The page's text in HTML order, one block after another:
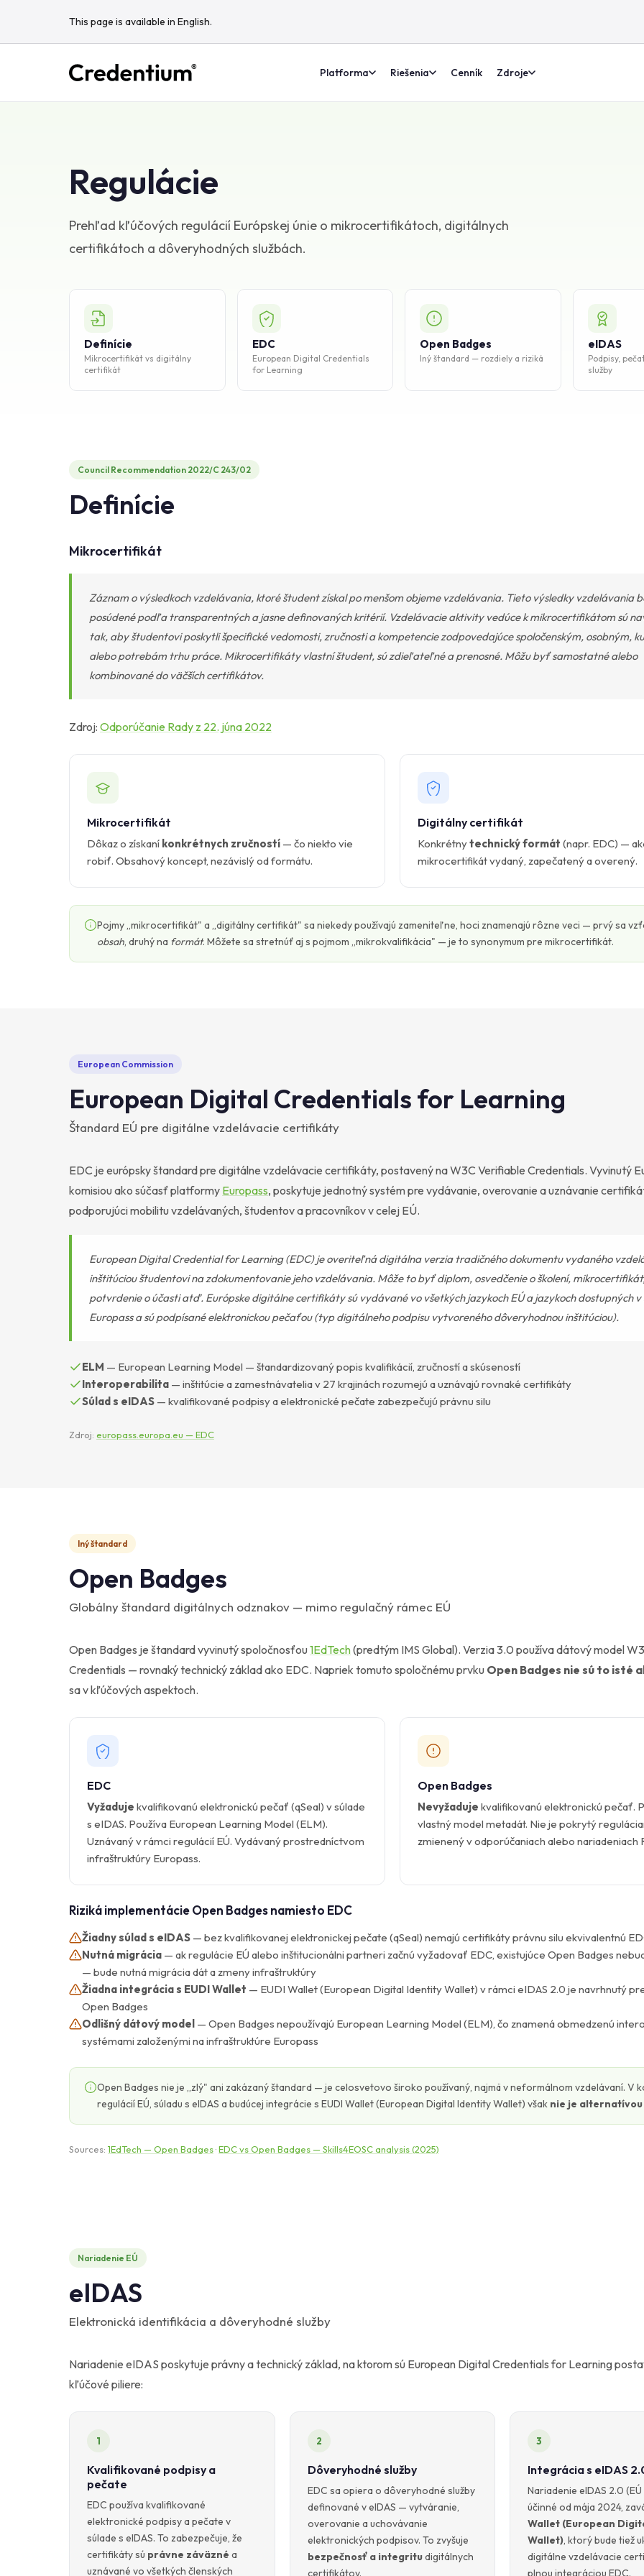
This page is available in English.
Platforma Riešenia Cenník Zdroje
Regulácie
Prehľad kľúčových regulácií Európskej únie o mikrocertifikátoch, digitálnych
certifikátoch a dôveryhodných službách.
Definície
Mikrocertifikát vs digitálny
certifikát
EDC
European Digital Credentials
for Learning
Open Badges
Iný štandard — rozdiely a riziká
eIDAS
Podpisy,
služby
Council Recommendation 2022/C 243/02
Definície
Mikrocertifikát
Záznam o výsledkoch vzdelávania, ktoré študent získal po menšom objeme vzdelávania. Tieto výsledky vzdelávania
posúdené podľa transparentných a jasne definovaných kritérií. Vzdelávacie aktivity vedúce k mikrocertifikátom sú
tak, aby študentovi poskytli špecifické vedomosti, zručnosti a kompetencie zodpovedajúce spoločenským, osobným,
alebo potrebám trhu práce. Mikrocertifikáty vlastní študent, sú zdieľateľné a prenosné. Môžu byť samostatné alebo
kombinované do väčších certifikátov.
Zdroj: Odporúčanie Rady z 22. júna 2022
Mikrocertifikát
Dôkaz o získaní konkrétnych zručností — čo niekto vie
robiť. Obsahový koncept, nezávislý od formátu.
Digitálny certifikát
Konkrétnytechnický formát (napr. EDC) —
mikrocertifikát vydaný, zapečatený a overený.
Pojmy „mikrocertifikát" a „digitálny certifikát" sa niekedy používajú zameniteľne, hoci znamenajú rôzne veci — prvý sa
obsah, druhý na formát. Môžete sa stretnúť aj s pojmom „mikrokvalifikácia" — je to synonymum pre mikrocertifikát.
European Commission
European Digital Credentials for Learning
Štandard EÚ pre digitálne vzdelávacie certifikáty
EDC je európsky štandard pre digitálne vzdelávacie certifikáty, postavený na W3C Verifiable Credentials. Vyvinutý
komisiou ako súčasť platformy Europass, poskytuje jednotný systém pre vydávanie, overovanie a uznávanie
podporujúci mobilitu vzdelávaných, študentov a pracovníkov v celej EÚ.
European Digital Credential for Learning (EDC) je overiteľná digitálna verzia tradičného dokumentu vydaného
inštitúciou študentovi na zdokumentovanie jeho vzdelávania. Môže to byť diplom, osvedčenie o školení,
potvrdenie o účasti atď. Európske digitálne certifikáty sú vydávané vo všetkých jazykoch EÚ a jazykoch dostupných v
Europass a sú podpísané elektronickou pečaťou (typ digitálneho podpisu vytvoreného dôveryhodnou inštitúciou).
ELM — European Learning Model — štandardizovaný popis kvalifikácií, zručností a skúseností
Interoperabilita — inštitúcie a zamestnávatelia v 27 krajinách rozumejú a uznávajú rovnaké certifikáty
Súlad s eIDAS — kvalifikované podpisy a elektronické pečate zabezpečujú právnu silu
Zdroj: europass.europa.eu — EDC
Iný štandard
Open Badges
Globálny štandard digitálnych odznakov — mimo regulačný rámec EÚ
Open Badges je štandard vyvinutý spoločnosťou1EdTech(predtým IMS Global). Verzia 3.0 používa dátový model
Credentials — rovnaký technický základ ako EDC. Napriek tomuto spoločnému prvku Open Badges nie sú to isté
sa v kľúčových aspektoch.
EDC
Vyžaduje kvalifikovanú elektronickú pečať (qSeal) v súlade
s eIDAS. Používa European Learning Model (ELM).
Uznávaný v rámci regulácií EÚ. Vydávaný prostredníctvom
infraštruktúry Europass.
Open Badges
Nevyžaduje kvalifikovanú elektronickú pečať.
vlastný model metadát. Nie je pokrytý
zmienený v odporúčaniach alebo nariadeniach
Riziká implementácie Open Badges namiesto EDC
Žiadny súlad s eIDAS — bez kvalifikovanej elektronickej pečate (qSeal) nemajú certifikáty právnu silu ekvivalentnú
Nutná migrácia — ak regulácie EÚ alebo inštitucionálni partneri začnú vyžadovať EDC, existujúce Open Badges
— bude nutná migrácia dát a zmeny infraštruktúry
Žiadna integrácia s EUDI Wallet — EUDI Wallet (European Digital Identity Wallet) v rámci eIDAS 2.0 je navrhnutý
Open Badges
Odlišný dátový model — Open Badges nepoužívajú European Learning Model (ELM), čo znamená obmedzenú
systémami založenými na infraštruktúre Europass
Open Badges nie je „zlý" ani zakázaný štandard — je celosvetovo široko používaný, najmä v neformálnom vzdelávaní. V
regulácií EÚ, súladu s eIDAS a budúcej integrácie s EUDI Wallet (European Digital Identity Wallet) však nie je alternatívou
Sources: 1EdTech — Open Badges·EDC vs Open Badges — Skills4EOSC analysis (2025)
Nariadenie EÚ
eIDAS
Elektronická identifikácia a dôveryhodné služby
Nariadenie eIDAS poskytuje právny a technický základ, na ktorom sú European Digital Credentials for Learning
kľúčové piliere:
1
Kvalifikované podpisy a
pečate
EDC používa kvalifikované
elektronické podpisy a pečate v
súlade s eIDAS. To zabezpečuje, že
certifikáty sú právne záväzné a
uznávané vo všetkých členských
2
Dôveryhodné služby
EDC sa opiera o dôveryhodné služby
definované v eIDAS — vytváranie,
overovanie a uchovávanie
elektronických podpisov. To zvyšuje
bezpečnosť a integritudigitálnych
certifikátov.
3
Integrácia s eIDAS
Nariadenie eIDAS 2.0
účinné od mája 2024,
Wallet (European
Wallet), ktorý bude tiež
digitálne vzdelávacie
plnou integráciou EDC.